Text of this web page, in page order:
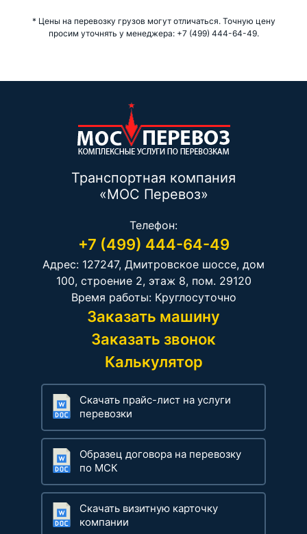
* Цены на перевозку грузов могут отличаться. Точную цену
просим уточнять у менеджера: +7 (499) 444-64-49.
Транспортная компания
«МОС Перевоз»
Телефон:
+7 (499) 444-64-49
Адрес: 127247, Дмитровское шоссе, дом
100, строение 2, этаж 8, пом. 29120
Время работы: Круглосуточно
Заказать машину
Заказать звонок
Калькулятор
Скачать прайс-лист на услуги
перевозки
Образец договора на перевозку
по МСК
Скачать визитную карточку
компании